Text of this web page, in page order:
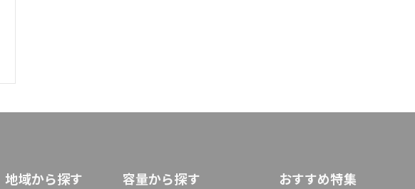
地域から探す 容量から探す おすすめ特集